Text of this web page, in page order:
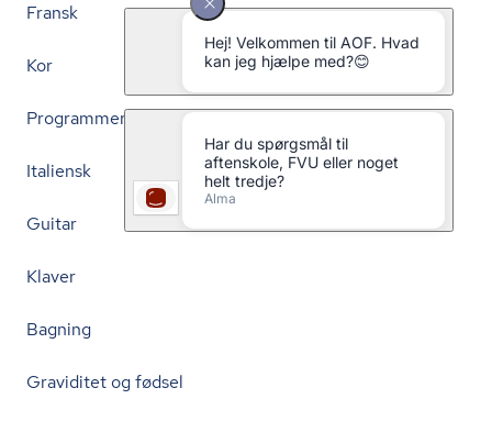
Fransk
Kor
Programmering
Italiensk
Guitar
Klaver
Bagning
Graviditet og fødsel